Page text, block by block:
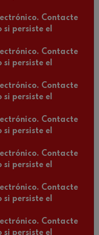
Contacte
persiste el
Contacte
persiste el
Contacte
persiste el
Contacte
persiste el
Contacte
persiste el
Contacte
persiste el
Contacte
persiste el